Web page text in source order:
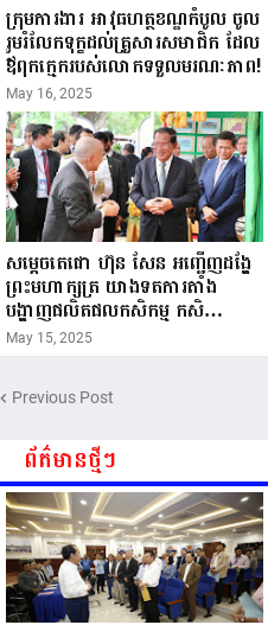
ក្រុមការងារ អាវុធហត្ថខណ្ឌកំបូល ចូល
រួមរំលែកទុក្ខដល់គ្រួសារសមាជិក ដែល
ឪពុកក្មេករបស់លោកទទួលមរណៈភាព!
May 16, 2025
សម្តេចតេជោ ហ៊ុន សែន អញ្ជើញដង្ហែ
ព្រះមហាក្សត្រ យាងទតការតាំង
បង្ហាញផលិតផលកសិកម្ម កសិ
ឧស្សាហកម្ម និងសិប្បកម្ម ក្នុងព្រះរាជ
May 15, 2025
Previous Post
ព័ត៌មានថ្មីៗ